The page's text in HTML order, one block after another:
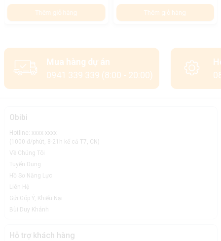
Thêm giỏ hàng Thêm giỏ hàng
Mua hàng dự án
0941 339 339 (8:00 - 20:00)
Obibi
Hotline: xxxx-xxxx
(1000 đ/phút, 8-21h kể cả T7, CN)
Về Chúng Tôi
Tuyển Dụng
Hồ Sơ Năng Lực
Liên Hệ
Gửi Góp Ý, Khiếu Nại
Bùi Duy Khánh
Hỗ trợ khách hàng